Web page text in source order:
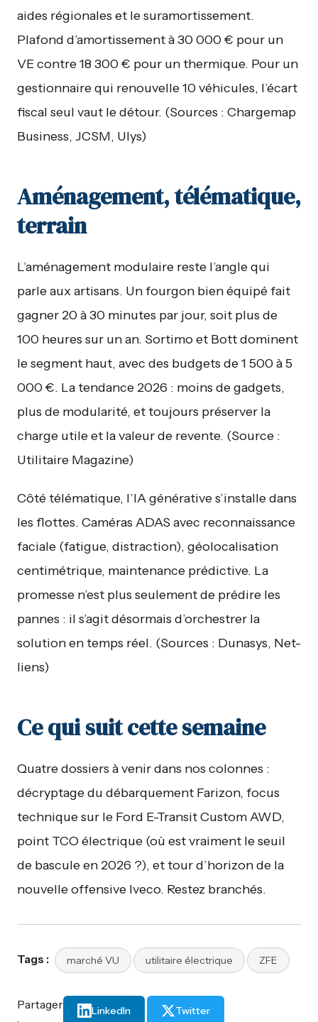
aides régionales et le suramortissement.
Plafond d’amortissement à 30 000 € pour un
VE contre 18 300 € pour un thermique. Pour un
gestionnaire qui renouvelle 10 véhicules, l’écart
fiscal seul vaut le détour. (Sources : Chargemap
Business, JCSM, Ulys)
Aménagement, télématique,
terrain
L’aménagement modulaire reste l’angle qui
parle aux artisans. Un fourgon bien équipé fait
gagner 20 à 30 minutes par jour, soit plus de
100 heures sur un an. Sortimo et Bott dominent
le segment haut, avec des budgets de 1 500 à 5
000 €. La tendance 2026 : moins de gadgets,
plus de modularité, et toujours préserver la
charge utile et la valeur de revente. (Source :
Utilitaire Magazine)
Côté télématique, l’IA générative s’installe dans
les flottes. Caméras ADAS avec reconnaissance
faciale (fatigue, distraction), géolocalisation
centimétrique, maintenance prédictive. La
promesse n’est plus seulement de prédire les
pannes : il s’agit désormais d’orchestrer la
solution en temps réel. (Sources : Dunasys, Net-
liens)
Ce qui suit cette semaine
Quatre dossiers à venir dans nos colonnes :
décryptage du débarquement Farizon, focus
technique sur le Ford E-Transit Custom AWD,
point TCO électrique (où est vraiment le seuil
de bascule en 2026 ?), et tour d’horizon de la
nouvelle offensive Iveco. Restez branchés.
Tags : marché VU utilitaire électrique ZFE
Partager
LinkedIn Twitter